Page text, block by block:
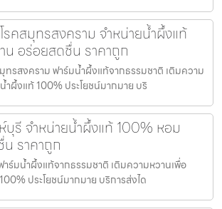
รคสมุทรสงคราม จำหน่ายน้ำผึ้งแท้
น อร่อยสดชื่น ราคาถูก
ทรสงคราม ฟาร์มน้ำผึ้งแท้จากธรรมชาติ เติมความ
ำผึ้งแท้ 100% ประโยชน์มากมาย บริ
บุรี จำหน่ายน้ำผึ้งแท้ 100% หอม
ราคาถูก
ร์มน้ำผึ้งแท้จากธรรมชาติ เติมความหวานเพื่อ
ประโยชน์มากมาย บริการส่งได